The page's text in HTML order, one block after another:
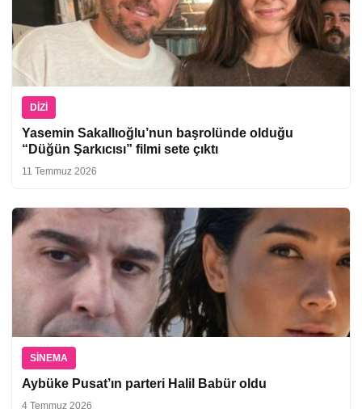
DIZI
Yasemin Sakallıoğlu’nun başrolünde olduğu
“Düğün Şarkıcısı” filmi sete çıktı
11 Temmuz 2026
SINEMA
Aybüke Pusat’ın parteri Halil Babür oldu
4 Temmuz 2026